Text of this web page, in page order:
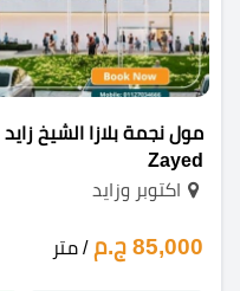
Zayed
اكتوبر وزايد
85,000 ج.م / متر